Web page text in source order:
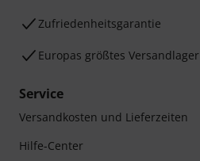
Zufriedenheitsgarantie
Europas größtes Versandlager
Service
Versandkosten und Lieferzeiten
Hilfe-Center